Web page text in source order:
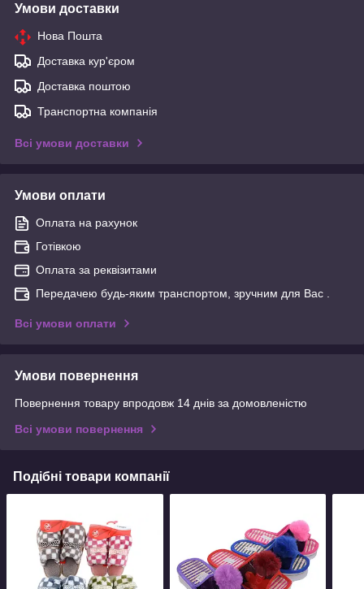
Умови доставки
Нова Пошта
Доставка кур'єром
Доставка поштою
Транспортна компанія
Всі умови доставки
Умови оплати
Оплата на рахунок
Готівкою
Оплата за реквізитами
Передачею будь-яким транспортом, зручним для Вас .
Всі умови оплати
Умови повернення
Повернення товару впродовж 14 днів за домовленістю
Всі умови повернення
Подібні товари компанії